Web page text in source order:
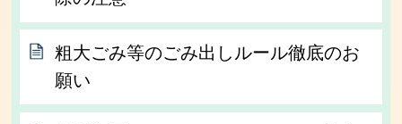
粗大ごみ等のごみ出しルール徹底のお
願い